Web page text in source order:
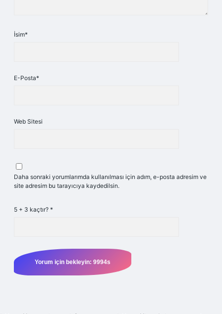
İsim*
E-Posta*
Web Sitesi
Daha sonraki yorumlarımda kullanılması için adım, e-posta adresim ve
site adresim bu tarayıcıya kaydedilsin.
5 + 3 kaçtır? *